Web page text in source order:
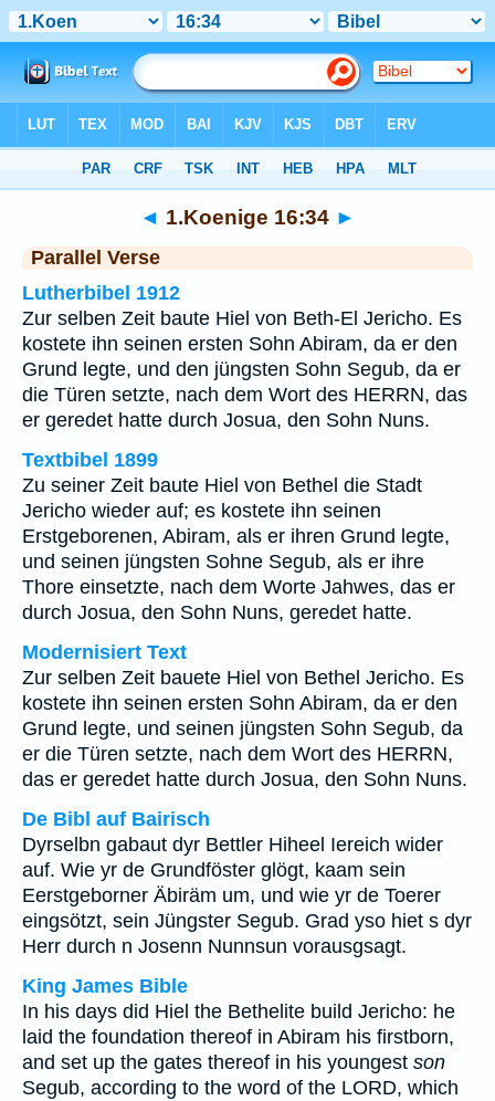
◄ 1.Koenige 16:34 ►
Parallel Verse
Lutherbibel 1912
Zur selben Zeit baute Hiel von Beth-El Jericho. Es
kostete ihn seinen ersten Sohn Abiram, da er den
Grund legte, und den jüngsten Sohn Segub, da er
die Türen setzte, nach dem Wort des HERRN, das
er geredet hatte durch Josua, den Sohn Nuns.
Textbibel 1899
Zu seiner Zeit baute Hiel von Bethel die Stadt
Jericho wieder auf; es kostete ihn seinen
Erstgeborenen, Abiram, als er ihren Grund legte,
und seinen jüngsten Sohne Segub, als er ihre
Thore einsetzte, nach dem Worte Jahwes, das er
durch Josua, den Sohn Nuns, geredet hatte.
Modernisiert Text
Zur selben Zeit bauete Hiel von Bethel Jericho. Es
kostete ihn seinen ersten Sohn Abiram, da er den
Grund legte, und seinen jüngsten Sohn Segub, da
er die Türen setzte, nach dem Wort des HERRN,
das er geredet hatte durch Josua, den Sohn Nuns.
De Bibl auf Bairisch
Dyrselbn gabaut dyr Bettler Hiheel Iereich wider
auf. Wie yr de Grundföster glögt, kaam sein
Eerstgeborner Äbiräm um, und wie yr de Toerer
eingsötzt, sein Jüngster Segub. Grad yso hiet s dyr
Herr durch n Josenn Nunnsun vorausgsagt.
King James Bible
In his days did Hiel the Bethelite build Jericho: he
laid the foundation thereof in Abiram his firstborn,
and set up the gates thereof in his youngest son
Segub, according to the word of the LORD, which